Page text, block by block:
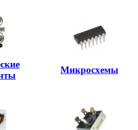
Микросхемы